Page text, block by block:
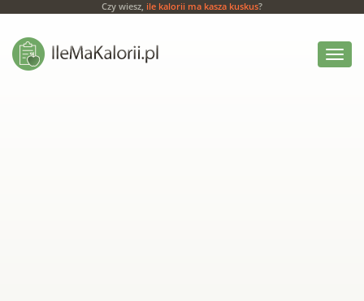
Czy wiesz, ile kalorii ma kasza kuskus?
Włącz
menu